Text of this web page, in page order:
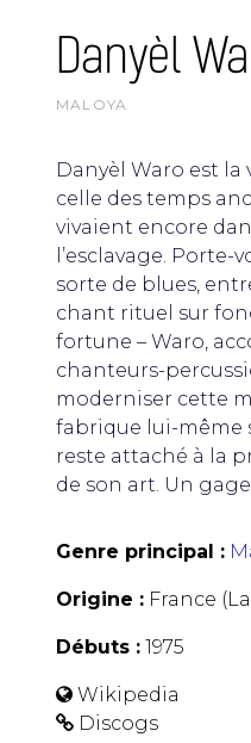
Danyèl
MALOYA
Danyèl Waro est la
celle des temps
vivaient encore
l’esclavage. Porte-
sorte de blues,
chant rituel sur
fortune – Waro,
chanteurs-
moderniser cette
fabrique lui-même
reste attaché à la
de son art. Un
Genre principal :
Origine : France
Débuts : 1975
Wikipedia
Discogs